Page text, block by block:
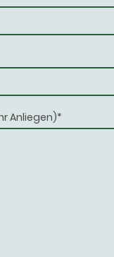
Anliegen)*